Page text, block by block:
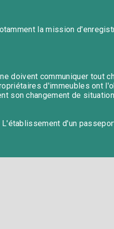
la mission
doivent communiquer tout
d'immeubles ont
son changement de
d'un